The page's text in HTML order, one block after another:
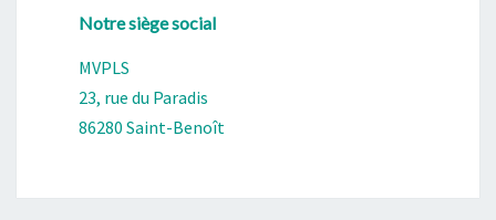
Notre siège social
MVPLS
23, rue du Paradis
86280 Saint-Benoît